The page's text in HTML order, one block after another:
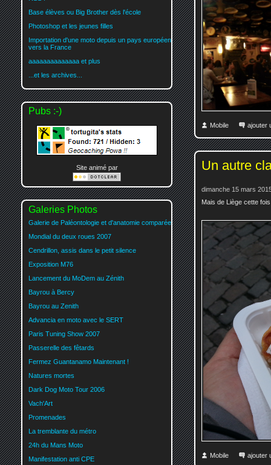
Mobile ajouter
Un autre
dimanche 15 mars
Mais de Liège cette
Mobile ajouter
Base élèves ou Big Brother dès l'école
Photoshop et les jeunes filles
Importation d'une moto depuis un pays européen
vers la France
aaaaaaaaaaaaaa et plus
...et les archives...
Pubs :-)
Site animé par
Galeries Photos
Galerie de Paléontologie et d'anatomie comparée
Mondial du deux roues 2007
Cendrillon, assis dans le petit silence
Exposition M76
Lancement du MoDem au Zénith
Bayrou à Bercy
Bayrou au Zenith
Advancia en moto avec le SERT
Paris Tuning Show 2007
Passerelle des fêtards
Fermez Guantanamo Maintenant !
Natures mortes
Dark Dog Moto Tour 2006
Vach'Art
Promenades
La tremblante du métro
24h du Mans Moto
Manifestation anti CPE